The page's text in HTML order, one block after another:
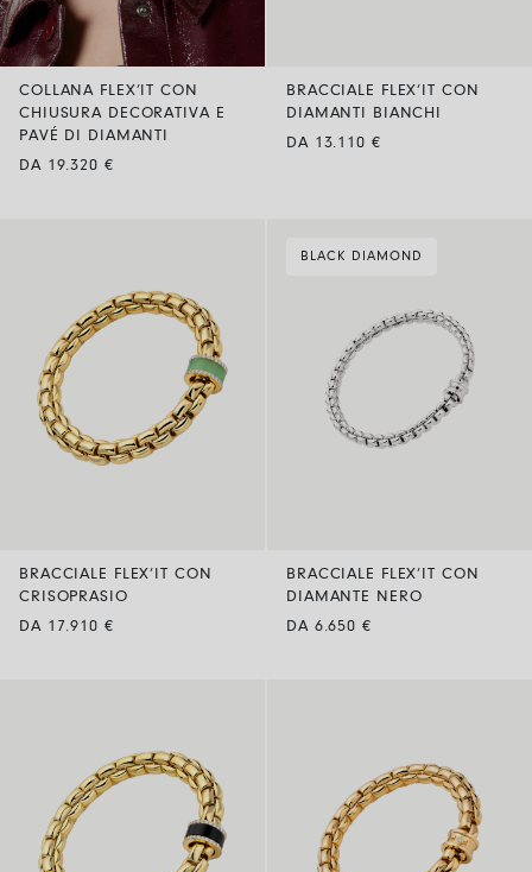
COLLANA FLEX’IT CON
CHIUSURA DECORATIVA E
PAVÉ DI DIAMANTI
DA 19.320 €
BRACCIALE FLEX’IT CON
DIAMANTI BIANCHI
DA 13.110 €
BRACCIALE FLEX’IT CON
CRISOPRASIO
DA 17.910 €
BLACK DIAMOND
BRACCIALE FLEX’IT CON
DIAMANTE NERO
DA 6.650 €